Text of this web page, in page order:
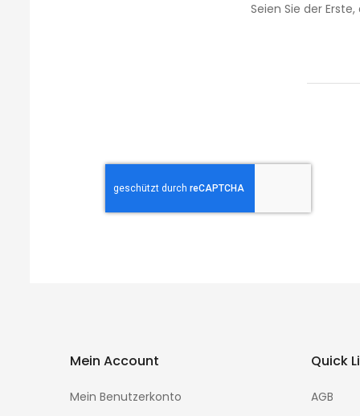
Seien Sie der
Mein Account
Mein Benutzerkonto
Quick
AGB